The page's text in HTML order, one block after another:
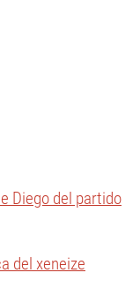
Diego del partido
del xeneize